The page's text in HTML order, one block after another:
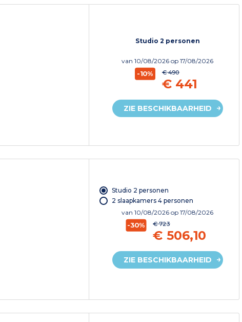
Studio 2 personen
van10/08/2026op 17/08/2026
-10% € 490
€ 441
ZIE BESCHIKBAARHEID
Studio 2 personen
2 slaapkamers 4 personen
van10/08/2026op 17/08/2026
-30% € 723
€ 506,10
ZIE BESCHIKBAARHEID